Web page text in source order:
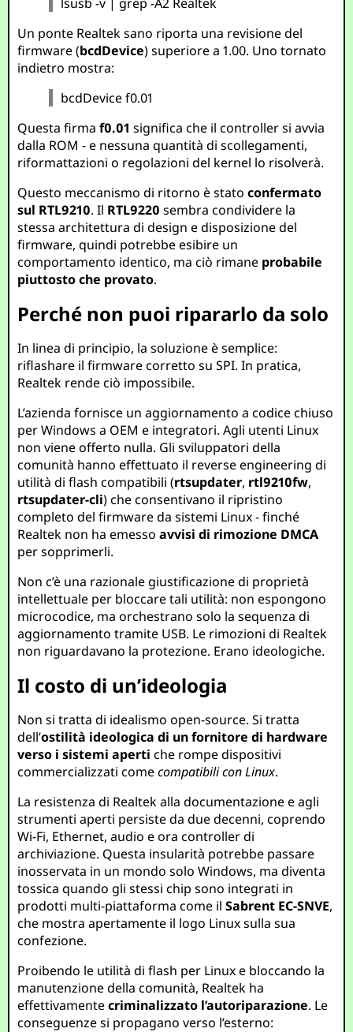
Un ponte Realtek sano riporta una revisione del
firmware (bcdDevice) superiore a 1.00. Uno tornato
indietro mostra:
bcdDevice f0.01
Questa firmaf0.01 significa che il controller si avvia
dalla ROM - e nessuna quantità di scollegamenti,
riformattazioni o regolazioni del kernel lo risolverà.
Questo meccanismo di ritorno è statoconfermato
sul RTL9210. Il RTL9220 sembra condividere la
stessa architettura di design e disposizione del
firmware, quindi potrebbe esibire un
comportamento identico, ma ciò rimane probabile
piuttosto che provato.
Perché non puoi ripararlo da solo
In linea di principio, la soluzione è semplice:
riflashare il firmware corretto su SPI. In pratica,
Realtek rende ciò impossibile.
L’azienda fornisce un aggiornamento a codice chiuso
per Windows a OEM e integratori. Agli utenti Linux
non viene offerto nulla. Gli sviluppatori della
comunità hanno effettuato il reverse engineering di
utilità di flash compatibili (rtsupdater, rtl9210fw,
rtsupdater-cli) che consentivano il ripristino
completo del firmware da sistemi Linux - finché
Realtek non ha emessoavvisi di rimozione DMCA
per sopprimerli.
Non c’è una razionale giustificazione di proprietà
intellettuale per bloccare tali utilità: non espongono
microcodice, ma orchestrano solo la sequenza di
aggiornamento tramite USB. Le rimozioni di Realtek
non riguardavano la protezione. Erano ideologiche.
Il costo di un’ideologia
Non si tratta di idealismo open-source. Si tratta
dell’ostilità ideologica di un fornitore di hardware
verso i sistemi aperti che rompe dispositivi
commercializzati comecompatibili con Linux.
La resistenza di Realtek alla documentazione e agli
strumenti aperti persiste da due decenni, coprendo
Wi-Fi, Ethernet, audio e ora controller di
archiviazione. Questa insularità potrebbe passare
inosservata in un mondo solo Windows, ma diventa
tossica quando gli stessi chip sono integrati in
prodotti multi-piattaforma come ilSabrent EC-SNVE,
che mostra apertamente il logo Linux sulla sua
confezione.
Proibendo le utilità di flash per Linux e bloccando la
manutenzione della comunità, Realtek ha
effettivamentecriminalizzato l’autoriparazione. Le
conseguenze si propagano verso l’esterno: